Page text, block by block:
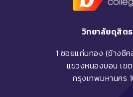
วิทยาลัยดุสิต
1 ซอยแก่นทอง (ข้างซี
แขวงหนองบอน เขต
กรุงเทพมหานคร